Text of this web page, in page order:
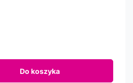
Do koszyka